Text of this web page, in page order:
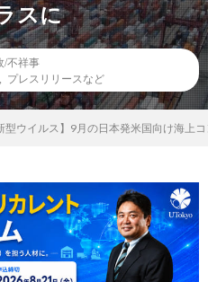
スに
/不祥事
プレスリリースなど
型ウイルス】9月の日本発米国向け海上